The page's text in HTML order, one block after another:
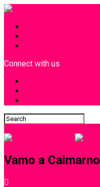
Connect with us
Vamo a Calmarno